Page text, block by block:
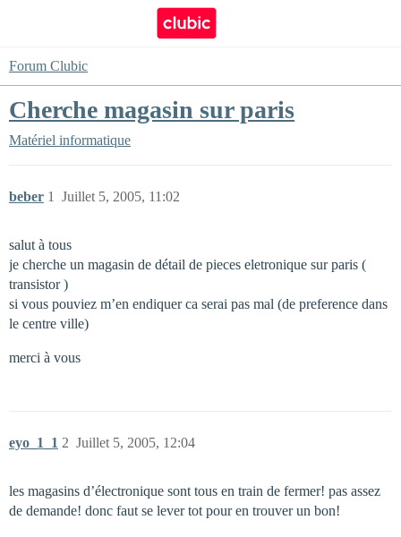
Forum Clubic
Cherche magasin sur paris
Matériel informatique
beber Juillet 5, 2005, 11:02
1
salut à tous
je cherche un magasin de détail de pieces eletronique sur paris (
transistor )
si vous pouviez m’en endiquer ca serai pas mal (de preference dans
le centre ville)
merci à vous
eyo_1_1 Juillet 5, 2005, 12:04
2
les magasins d’électronique sont tous en train de fermer! pas assez
de demande! donc faut se lever tot pour en trouver un bon!